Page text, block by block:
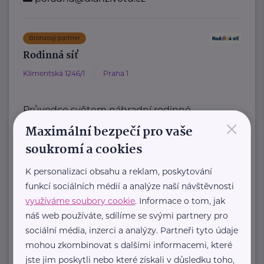
Bronzový partner
Rodinná síť
Klimentská 1246/1 Praha 1
Průvodce světem náhradní rodinné
péče v ČR
Portál Rodinná síť je přední
https://rodinnasit.cz/
info@rodinnasit.cz
Tereza Derkačová
Krkonošská 153 Vrchlabí
×
Maximální bezpečí pro vaše
soukromí a cookies
K personalizaci obsahu a reklam, poskytování
funkcí sociálních médií a analýze naší návštěvnosti
využíváme soubory cookie. Informace o tom, jak
náš web používáte, sdílíme se svými partnery pro
sociální média, inzerci a analýzy. Partneři tyto údaje
mohou zkombinovat s dalšími informacemi, které
jste jim poskytli nebo které získali v důsledku toho,